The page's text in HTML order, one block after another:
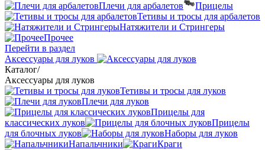
Плечи для арбалетов
Прицелы
Тетивы и тросы для арбалетов
Натяжители и Стрингеры
Прочее
Перейти в раздел
Аксессуары для луков
Каталог/
Аксессуары для луков
Тетивы и тросы для луков
Плечи для луков
Прицелы для
классических луков
Прицелы
для блочных луков
Наборы для луков
Напальчники
Краги